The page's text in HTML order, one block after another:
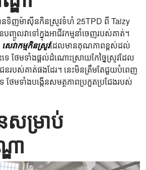
នទិញម៉ាស៊ីនកិនស្រូវទំហំ 25TPD ពី Taizy
លវាទៅក្នុងអាជីវកម្មនាំចេញរបស់គាត់។
សេវាកម្មកិនស្រូវដែលមានគុណភាពខ្ពស់ដល់
េ ថែមទាំងផ្តល់ដំណោះស្រាយកែច្នៃស្រូវដែល
របស់គាត់ផងដែរ។ នេះមិនត្រឹមតែជួយបំពេញ
ថែមទាំងបង្កើនសមត្ថភាពប្រកួតប្រជែងរបស់
ម្រាប់
ា